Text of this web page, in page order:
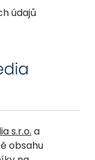
údajů
s.r.o. a
obsahu